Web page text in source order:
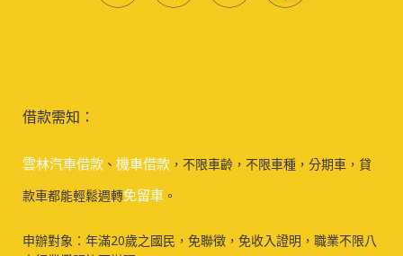
借款需知：
雲林汽車借款 、 機車借款 ，不限車齡，不限車種，分期車，貸
款車都能輕鬆週轉免留車 。
申辦對象：年滿20歲之國民，免聯徵，免收入證明，職業不限八